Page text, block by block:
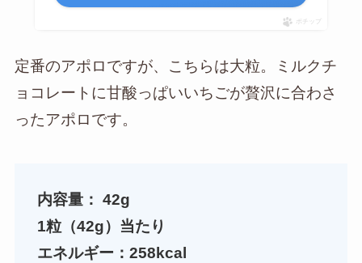
ポチップ
定番のアポロですが、こちらは大粒。ミルクチ
ョコレートに甘酸っぱいいちごが贅沢に合わさ
ったアポロです。
内容量： 42g
1粒（42g）当たり
エネルギー：258kcal